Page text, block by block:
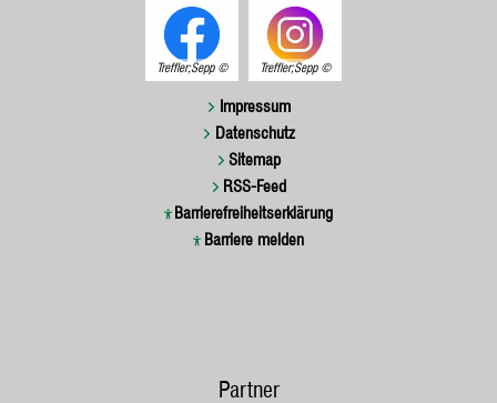
Treffler;Sepp Treffler;Sepp
Impressum
Datenschutz
Sitemap
RSS-Feed
Barrierefreiheitserklärung
Barriere melden
Partner